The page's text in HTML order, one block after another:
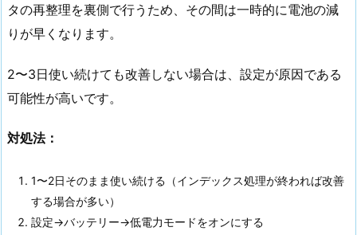
タの再整理を裏側で行うため、その間は一時的に電池の減
りが早くなります。
2〜3日使い続けても改善しない場合は、設定が原因である
可能性が高いです。
対処法：
1〜2日そのまま使い続ける（インデックス処理が終われば改善
する場合が多い）
設定→バッテリー→低電力モードをオンにする